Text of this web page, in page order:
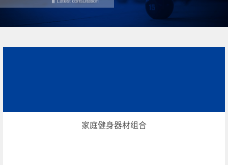
家庭健身器材组合